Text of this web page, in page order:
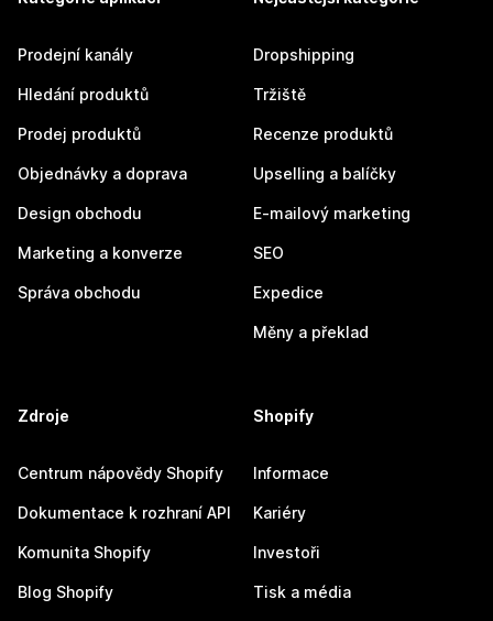
Prodejní kanály
Hledání produktů
Prodej produktů
Objednávky a doprava
Design obchodu
Marketing a konverze
Správa obchodu
Dropshipping
Tržiště
Recenze produktů
Upselling a balíčky
E-mailový marketing
SEO
Expedice
Měny a překlad
Zdroje
Centrum nápovědy Shopify
Dokumentace k rozhraní API
Komunita Shopify
Blog Shopify
Shopify
Informace
Kariéry
Investoři
Tisk a média